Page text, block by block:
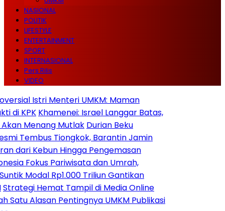
NASIONAL
POLITIK
LIFESTYLE
ENTERTAINMENT
SPORT
INTERNASIONAL
Pers Rilis
VIDEO
Istri Menteri UMKM: Maman
Khamenei: Israel Langgar Batas,
Mutlak Durian Beku
Tiongkok, Barantin Jamin
Kebun Hingga Pengemasan
Pariwisata dan Umrah,
Rp1.000 Triliun Gantikan
Hemat Tampil di Media Online
Alasan Pentingnya UMKM Publikasi